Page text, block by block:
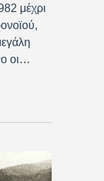
μέχρι
οι…